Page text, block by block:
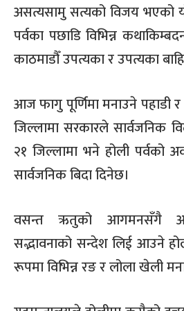
असत्यसामु सत्यको विजय भएको
पर्वका पछाडि विभिन्न
काठमाडौँ उपत्यका र उपत्यका
आज फागु पूर्णिमा मनाउने पहाडी
जिल्लामा सरकारले सार्वजनिक
२१ जिल्लामा भने होली पर्वको
सार्वजनिक बिदा दिनेछ।
वसन्त ऋतुको आगमनसँगै
सद्भावनाको सन्देश लिई आउने
रूपमा विभिन्न रङ र लोला खेली